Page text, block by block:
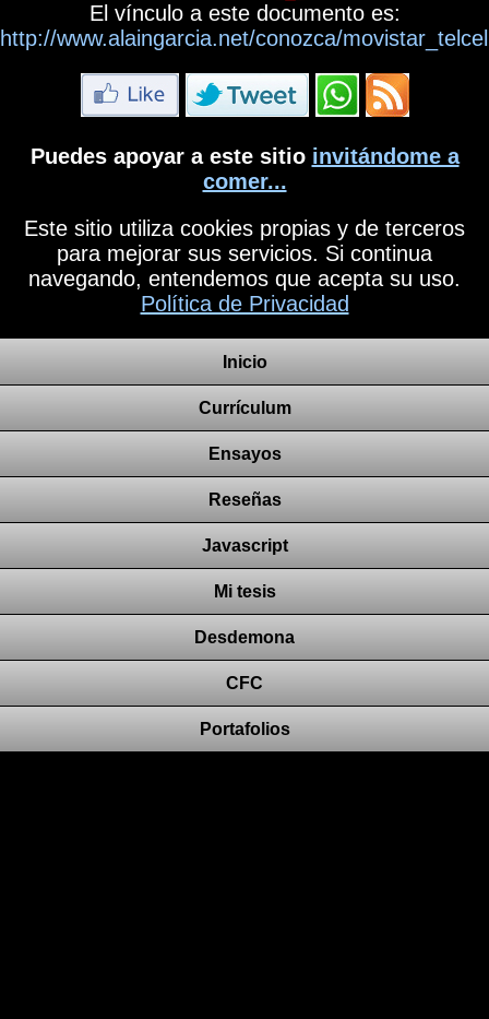
El vínculo a este documento es:
http://www.alaingarcia.net/conozca/
Puedes apoyar a este sitio invitándome a
comer...
Este sitio utiliza cookies propias y de terceros
para mejorar sus servicios. Si continua
navegando, entendemos que acepta su uso.
Política de Privacidad
Inicio
Currículum
Ensayos
Reseñas
Javascript
Mi tesis
Desdemona
CFC
Portafolios